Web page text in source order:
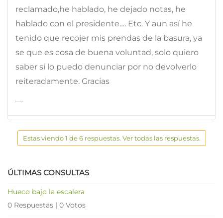
reclamado,he hablado, he dejado notas, he
hablado con el presidente…. Etc. Y aun así he
tenido que recojer mis prendas de la basura, ya
se que es cosa de buena voluntad, solo quiero
saber si lo puedo denunciar por no devolverlo
reiteradamente. Gracias
—
Estas viendo 1 de 6 respuestas. Ver todas las respuestas.
ÚLTIMAS CONSULTAS
Hueco bajo la escalera
0 Respuestas | 0 Votos